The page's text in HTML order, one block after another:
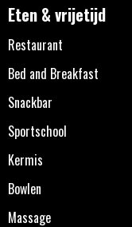
Eten & vrijetijd
Restaurant
Bed and Breakfast
Snackbar
Sportschool
Kermis
Bowlen
Massage